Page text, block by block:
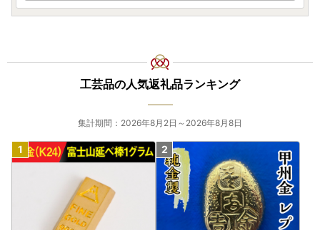
工芸品の人気返礼品ランキング
集計期間：2026年8月2日～2026年8月8日